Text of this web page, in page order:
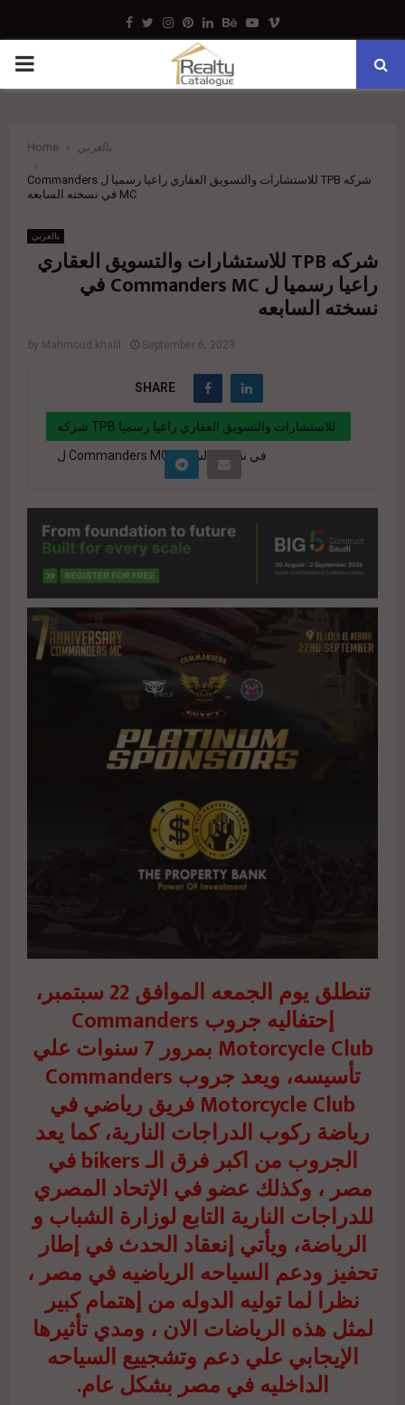
Facebook
TwitterInstagram
Pinterest
LinkedinBehance
Youtube
Vimeo
PRIMARY
Home بالعربي
شركه TPB للاستشارات والتسويق العقاري راعيا رسميا ل Commanders
MC في نسخته السابعه
بالعربي
شركه TPB للاستشارات والتسويق العقاري
راعيا رسميا ل Commanders MC في
نسخته السابعه
by Mahmoud khalil September 6, 2023
SHARE
شركه TPB للاستشارات والتسويق العقاري راعيا رسميا
ل Commanders MC في نسخته السابعه
consultancy-and-real-estate-marketing-is-an-
official-sponsor-of-commanders-mc-in-its-
seventh-edition/" href="#">
تنطلق يوم الجمعه الموافق 22 سبتمبر،
إحتفاليه جروب Commanders
Motorcycle Club بمرور 7 سنوات علي
تأسيسه، ويعد جروب Commanders
Motorcycle Club فريق رياضي في
رياضة ركوب الدراجات النارية، كما يعد
الجروب من اكبر فرق الـ bikers في
مصر ، وكذلك عضو في الإتحاد المصري
للدراجات النارية التابع لوزارة الشباب و
الرياضة، ويأتي إنعقاد الحدث في إطار
تحفيز ودعم السياحه الرياضيه في مصر ،
نظرا لما توليه الدوله من إهتمام كبير
لمثل هذه الرياضات الان ، ومدي تأثيرها
الإيجابي علي دعم وتشجييع السياحه
الداخليه في مصر بشكل عام.